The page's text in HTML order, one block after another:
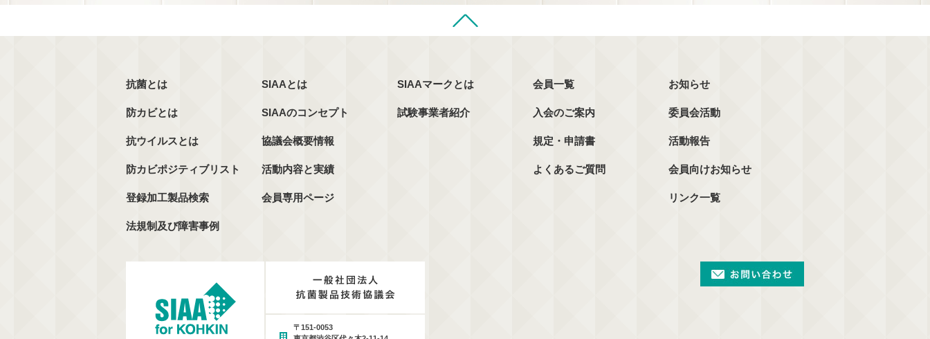
抗菌とは
防カビとは
抗ウイルスとは
防カビポジティブリスト
登録加工製品検索
法規制及び障害事例
SIAAとは
SIAAのコンセプト
協議会概要情報
活動内容と実績
会員専用ページ
SIAAマークとは
試験事業者紹介
会員一覧
入会のご案内
規定・申請書
よくあるご質問
お知らせ
委員会活動
活動報告
会員向けお知らせ
リンク一覧
〒151-0053